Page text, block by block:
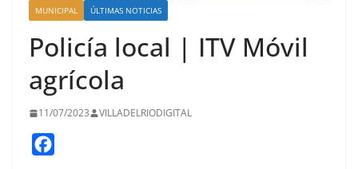
MUNICIPAL ÚLTIMAS NOTICIAS
Policía local | ITV Móvil
agrícola
11/07/2023 VILLADELRIODIGITAL